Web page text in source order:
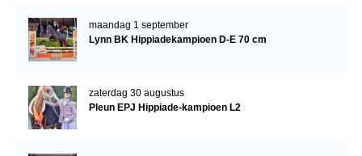
maandag 1 september
Lynn BK Hippiadekampioen D-E 70 cm
zaterdag 30 augustus
Pleun EPJ Hippiade-kampioen L2